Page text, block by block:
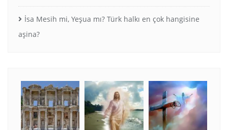
İsa Mesih mi, Yeşua mı? Türk halkı en çok hangisine
aşina?